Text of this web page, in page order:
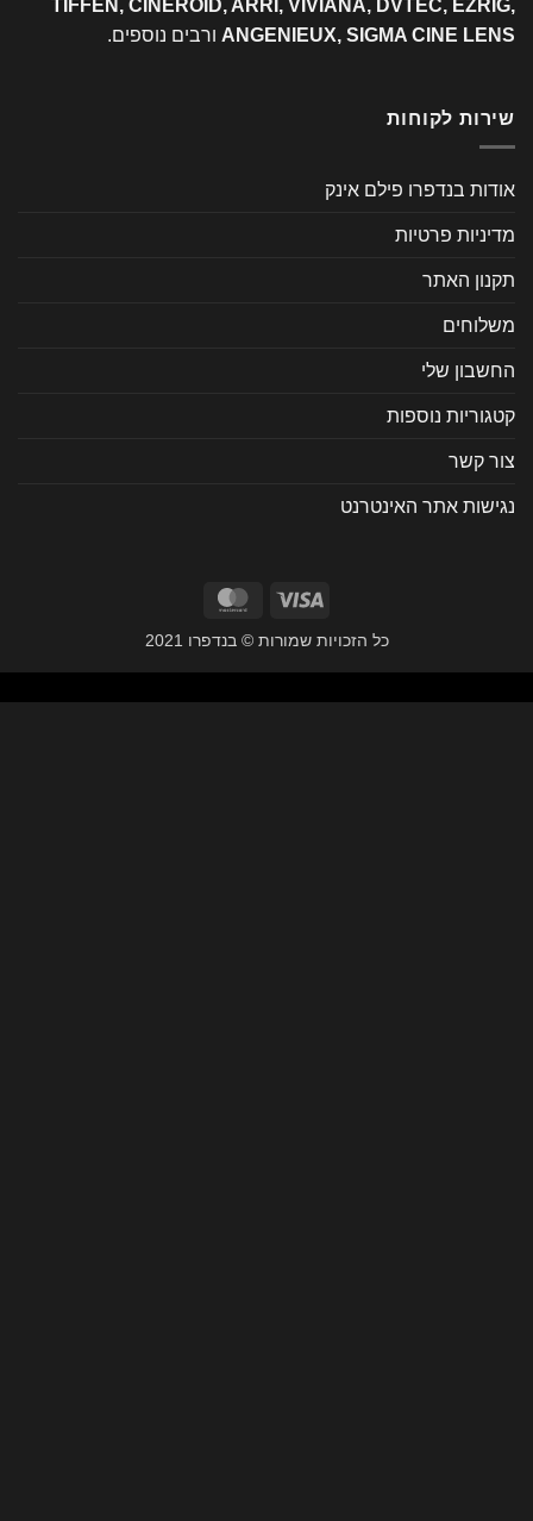
TIFFEN, CINEROID, ARRI, VIVIANA, DVTEC,
ANGENIEUX, SIGMA CINEורבים נוספים.
לקוחות
בנדפרו פילם אינק
פרטיות
האתר
שלי
נוספות
קשר
אתר האינטרנט
Visa
MasterCard
כל הזכויות שמורות © בנדפרו 2021